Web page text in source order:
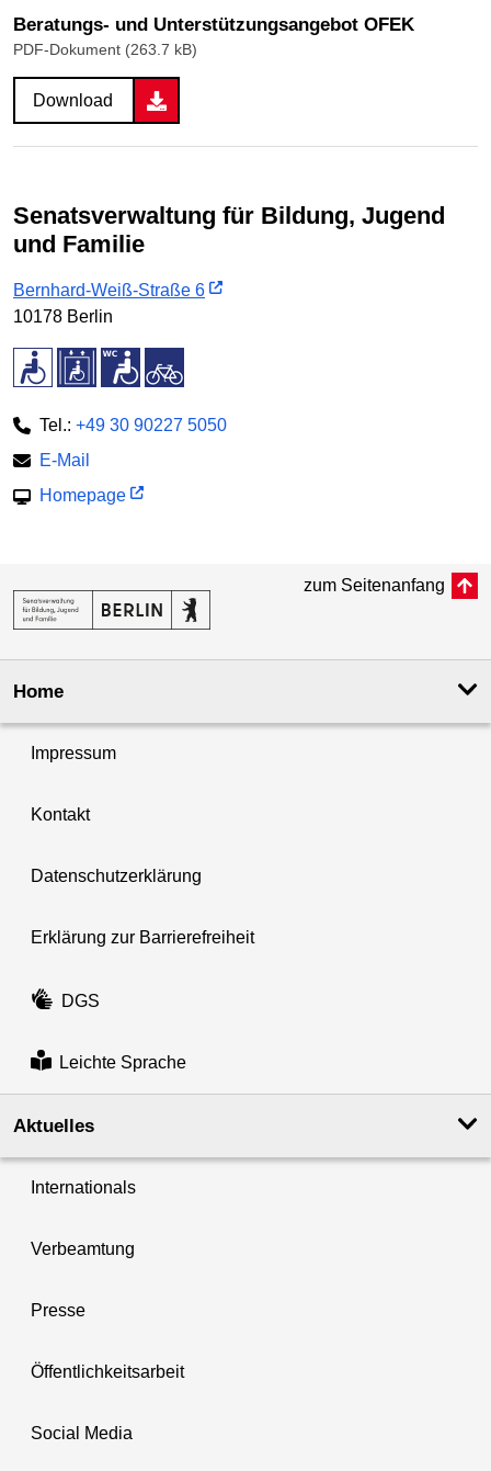
Beratungs- und Unterstützungsangebot OFEK
PDF-Dokument (263.7 kB)
Download
Senatsverwaltung für Bildung, Jugend
und Familie
Bernhard-Weiß-Straße 6
10178 Berlin
Tel.: +49 30 90227 5050
E-Mail
Homepage
zum Seitenanfang
Home
Impressum
Kontakt
Datenschutzerklärung
Erklärung zur Barrierefreiheit
DGS
Leichte Sprache
Aktuelles
Internationals
Verbeamtung
Presse
Öffentlichkeitsarbeit
Social Media